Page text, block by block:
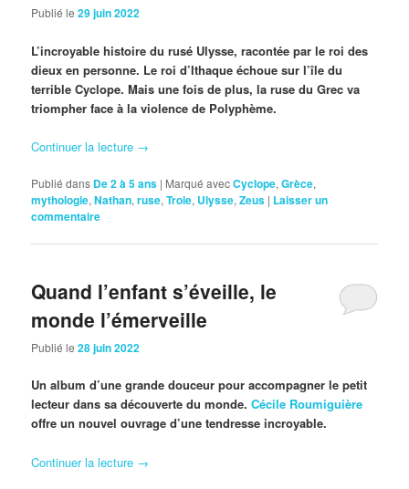
Publié le29 juin 2022
L’incroyable histoire du rusé Ulysse, racontée par le roi des
dieux en personne. Le roi d’Ithaque échoue sur l’île du
terrible Cyclope. Mais une fois de plus, la ruse du Grec va
triompher face à la violence de Polyphème.
Continuer la lecture →
Publié dans De 2 à 5 ans | Marqué avecCyclope,Grèce,
mythologie,Nathan,ruse,Troie, Ulysse,Zeus | Laisser un
commentaire
Quand l’enfant s’éveille, le
monde l’émerveille
Publié le28 juin 2022
Un album d’une grande douceur pour accompagner le petit
lecteur dans sa découverte du monde.Cécile Roumiguière
offre un nouvel ouvrage d’une tendresse incroyable.
Continuer la lecture →